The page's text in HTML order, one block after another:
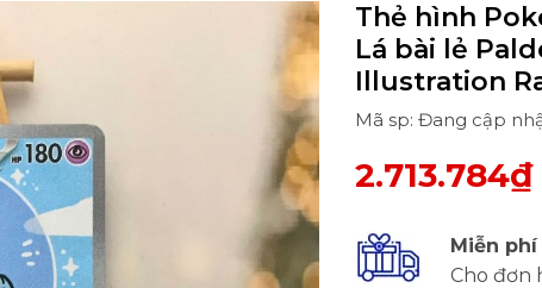
Thẻ hình
Lá bài lẻ
Illustration
Mã sp: Đang cập
2.713.784₫
Miễn
Cho đơn